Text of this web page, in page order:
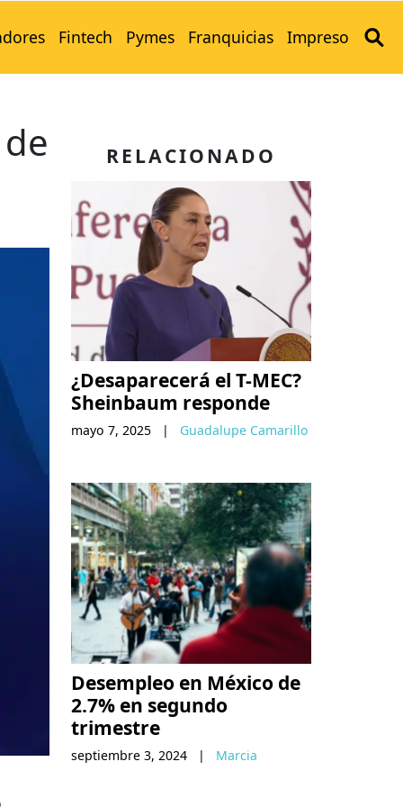
Fintech Pymes Franquicias Impreso
RELACIONADO
¿Desaparecerá el T-MEC?
Sheinbaum responde
mayo 7, 2025 | Guadalupe Camarillo
Desempleo en México de
2.7% en segundo
trimestre
septiembre 3, 2024 | Marcia